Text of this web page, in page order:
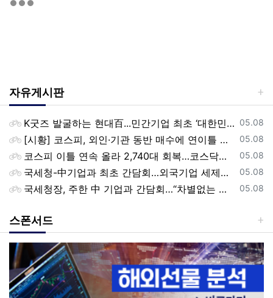
자유게시판
등록일
05.08
K굿즈 발굴하는 현대百...민간기업 최초 ‘대한민국 관광공모전’ 후원
등록일
05.08
[시황] 코스피, 외인·기관 동반 매수에 연이틀 상승…2745.05 마감
등록일
05.08
코스피 이틀 연속 올라 2,740대 회복…코스닥은 강보합(종합)
등록일
05.08
국세청-中기업과 최초 간담회…외국기업 세제혜택 등 논의
등록일
05.08
국세청장, 주한 中 기업과 간담회…“차별없는 공정과세 약속”
스폰서드